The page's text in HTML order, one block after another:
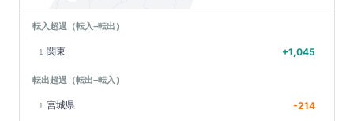
転入超過（転入−転出）
1 関東 +1,045
転出超過（転出−転入）
1 宮城県 -214